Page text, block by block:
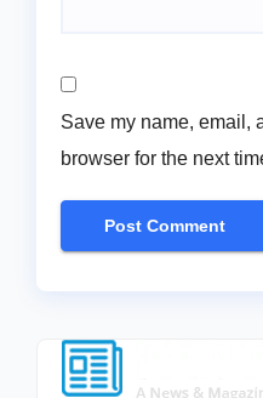
Save my name, email,
browser for the next